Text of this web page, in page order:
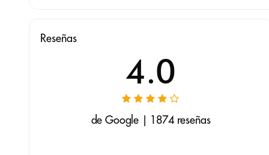
Reseñas
4.0
de Google | 1874 reseñas